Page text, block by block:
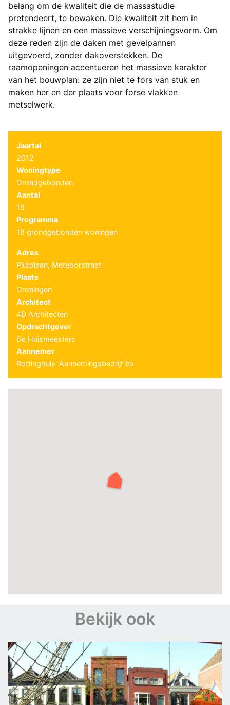
belang om de kwaliteit die de massastudie
pretendeert, te bewaken. Die kwaliteit zit hem in
strakke lijnen en een massieve verschijningsvorm. Om
deze reden zijn de daken met gevelpannen
uitgevoerd, zonder dakoverstekken. De
raamopeningen accentueren het massieve karakter
van het bouwplan: ze zijn niet te fors van stuk en
maken her en der plaats voor forse vlakken
metselwerk.
Jaartal
2012
Woningtype
Grondgebonden
Aantal
18
Programma
18 grondgebonden woningen
Adres
Plutolaan, Meteoorstraat
Plaats
Groningen
Architect
4D Architecten
Opdrachtgever
De Huismeesters
Aannemer
Rottinghuis' Aannemingsbedrijf bv
Bekijk ook